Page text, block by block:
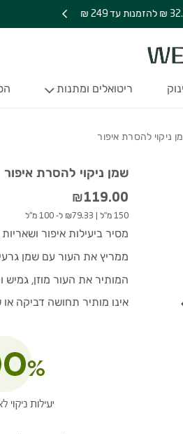
ריטואלים ומתנות
ניקוי להסרת איפור
שמן ניקוי להסרת איפור
₪119.00
150 מ"ל | ₪79.33 ל- 100 מ"ל
מסיר ביעילות איפור
ממריץ את העור עם שמן
המותיר את העור מוזן, גמיש
אינו מותיר תחושה דביקה או
מידע נוסף על
נתוני תכונות